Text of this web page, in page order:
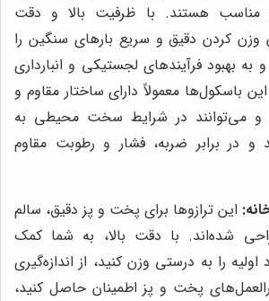
مناسب هستند. با ظرفیت بالا و دقت
وزن کردن دقیق و سریع بارهای سنگین را
به بهبود فرآیندهای لجستیکی و انبارداری
باسکول‌ها معمولاً دارای ساختار مقاوم و
و می‌توانند در شرایط سخت محیطی به
و در برابر ضربه، فشار و رطوبت مقاوم
این ترازوها برای پخت و پز دقیق، سالم
شده‌اند. با دقت بالا، به شما کمک
اولیه را به درستی وزن کنید، از اندازه‌گیری
پخت و پز اطمینان حاصل کنید،